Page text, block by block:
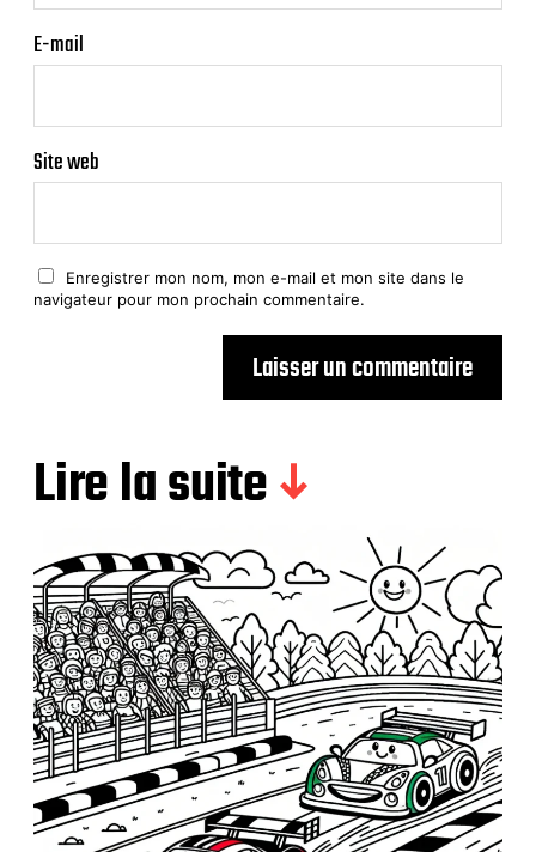
E-mail
Site web
Enregistrer mon nom, mon e-mail et mon site dans le
navigateur pour mon prochain commentaire.
Lire la suite